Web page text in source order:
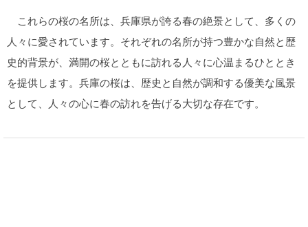
これらの桜の名所は、兵庫県が誇る春の絶景として、多くの
人々に愛されています。それぞれの名所が持つ豊かな自然と歴
史的背景が、満開の桜とともに訪れる人々に心温まるひととき
を提供します。兵庫の桜は、歴史と自然が調和する優美な風景
として、人々の心に春の訪れを告げる大切な存在です。